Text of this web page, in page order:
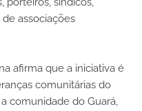
associações
afirma que a iniciativa é
comunitárias do
comunidade do Guará,